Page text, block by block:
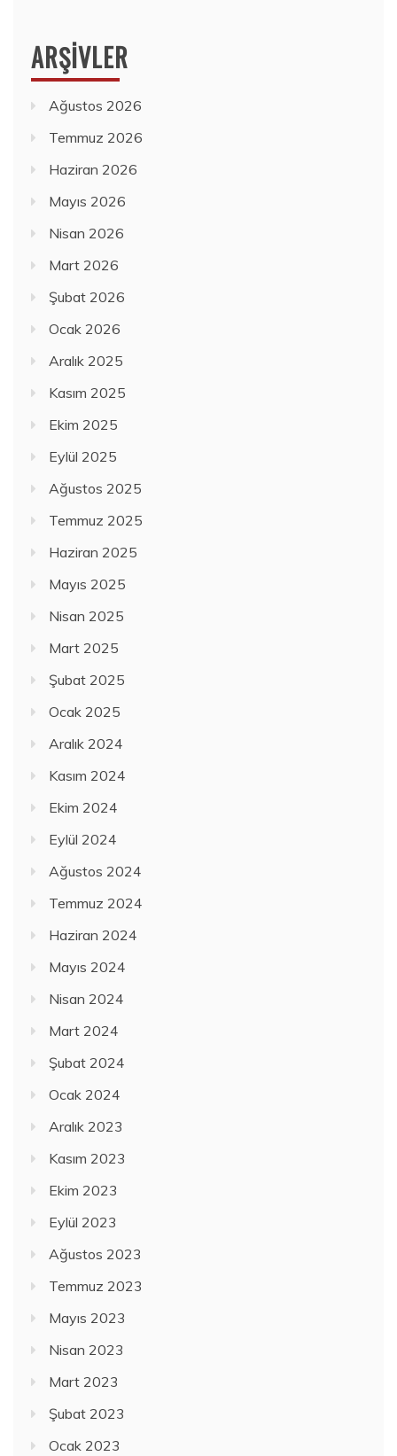
ARŞIVLER
Ağustos 2026
Temmuz 2026
Haziran 2026
Mayıs 2026
Nisan 2026
Mart 2026
Şubat 2026
Ocak 2026
Aralık 2025
Kasım 2025
Ekim 2025
Eylül 2025
Ağustos 2025
Temmuz 2025
Haziran 2025
Mayıs 2025
Nisan 2025
Mart 2025
Şubat 2025
Ocak 2025
Aralık 2024
Kasım 2024
Ekim 2024
Eylül 2024
Ağustos 2024
Temmuz 2024
Haziran 2024
Mayıs 2024
Nisan 2024
Mart 2024
Şubat 2024
Ocak 2024
Aralık 2023
Kasım 2023
Ekim 2023
Eylül 2023
Ağustos 2023
Temmuz 2023
Mayıs 2023
Nisan 2023
Mart 2023
Şubat 2023
Ocak 2023